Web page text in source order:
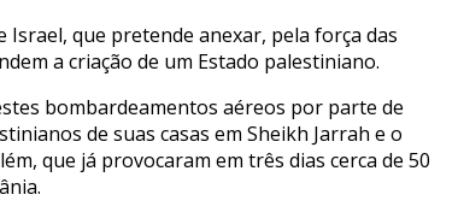
que pretende anexar, pela força das
a criação de um Estado palestiniano.
bombardeamentos aéreos por parte de
de suas casas em Sheikh Jarrah e o
que já provocaram em três dias cerca de 50